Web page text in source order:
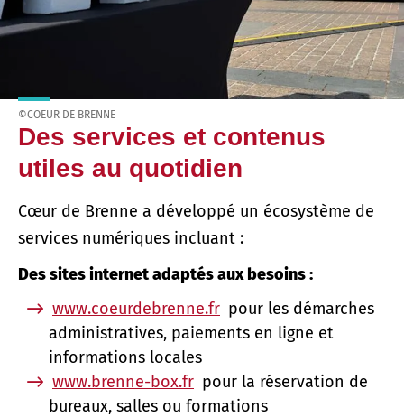
©COEUR DE BRENNE
Des services et contenus
utiles au quotidien
Cœur de Brenne a développé un écosystème de
services numériques incluant :
Des sites internet adaptés aux besoins :
www.coeurdebrenne.fr pour les démarches
administratives, paiements en ligne et
informations locales
www.brenne-box.fr pour la réservation de
bureaux, salles ou formations